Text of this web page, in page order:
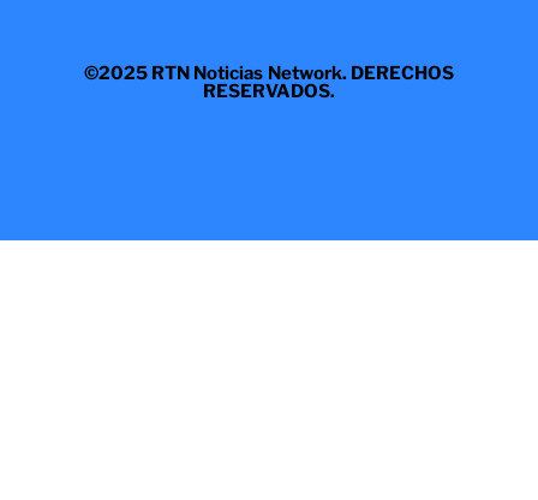
©2025 RTN Noticias Network. DERECHOS
RESERVADOS.